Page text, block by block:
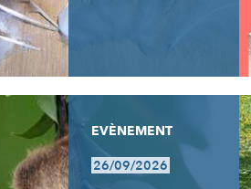
EVÈNEMENT
26/09/2026